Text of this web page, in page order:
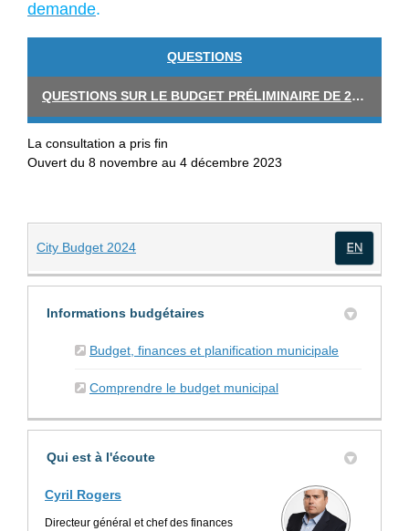
demande(Liens externes)
.
QUESTIONS
QUESTIONS SUR LE BUDGET PRÉLIMINAIRE DE 2024
La consultation a pris fin
Ouvert du 8 novembre au 4 décembre 2023
City Budget 2024(Liens externes)
Informations budgétaires
Budget, finances et planification municipale(Liens
Comprendre le budget municipal(Liens externes)
Qui est à l'écoute
Cyril Rogers
Directeur général et chef des finances